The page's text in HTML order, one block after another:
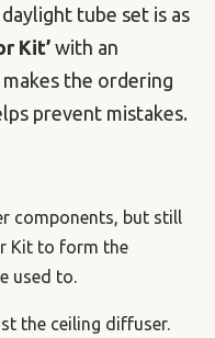
tube set is as
Kit’ with an
the ordering
prevent mistakes.
components, but still
Kit to form the
used to.
the ceiling diffuser.